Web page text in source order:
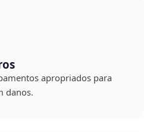
apropriados para
danos.